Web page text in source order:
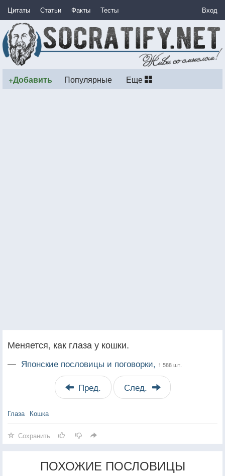
Цитаты Статьи Факты Тесты Вход
+Добавить Популярные Еще
Меняется, как глаза у кошки.
— Японские пословицы и поговорки, 1 588 шт.
Пред. След.
Глаза Кошка
Сохранить
ПОХОЖИЕ ПОСЛОВИЦЫ